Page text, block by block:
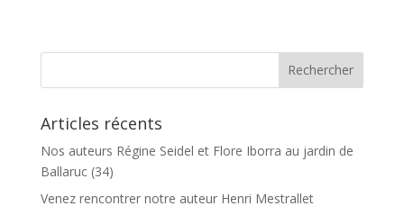
Articles récents
Nos auteurs Régine Seidel et Flore Iborra au jardin de
Ballaruc (34)
Venez rencontrer notre auteur Henri Mestrallet